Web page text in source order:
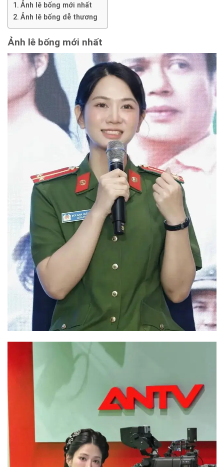
Ảnh lê bống mới nhất
Ảnh lê bống dễ thương
Ảnh lê bống mới nhất